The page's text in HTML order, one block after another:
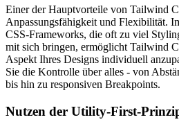
Einer der Hauptvorteile von Tailwind
Anpassungsfähigkeit und Flexibilität.
CSS-Frameworks, die oft zu viel
mit sich bringen, ermöglicht Tailwind
Aspekt Ihres Designs individuell
Sie die Kontrolle über alles - von
bis hin zu responsiven Breakpoints.
Nutzen der Utility-First-